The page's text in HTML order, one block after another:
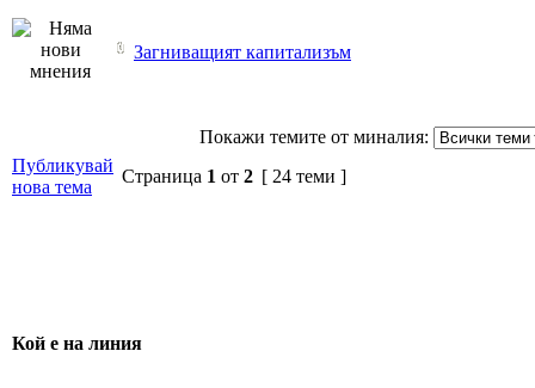
Загниващият капитализъм
Покажи темите от миналия:
Публикувай
нова тема
Страница 1 от 2 [ 24 теми ]
Кой е на линия